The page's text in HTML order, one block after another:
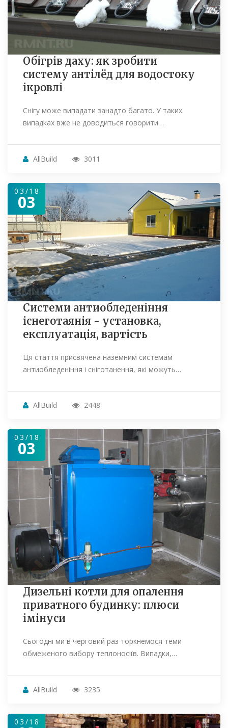
Обігрів даху: як зробити
систему антілёд для водостоку
ікровлі
Снігу може випадати занадто багато. У таких
випадках вже не доводиться говорити…
AllBuild 3011
03/18
03
Системи антиобледеніння
існеготаянія - установка,
експлуатація, вартість
Ця стаття присвячена наземним системам
антиобледеніння і сніготанення, які можуть…
AllBuild 2448
03/18
03
Дизельні котли для опалення
приватного будинку: плюси
імінуси
Сьогодні ми в черговий раз торкнемося теми
обмеженого вибору теплоносіїв. Випадки,…
AllBuild 3235
03/18